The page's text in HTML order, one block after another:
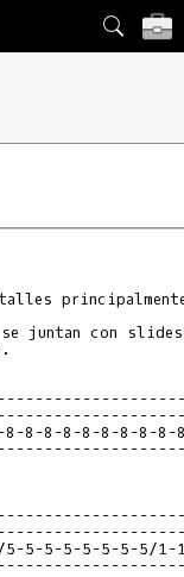
juntan con
8-8-8-8-8-8-8-
5-5-5-5-5-5-5/